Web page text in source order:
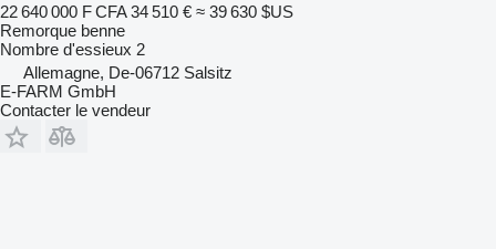
22 640 000 F CFA 34 510 € ≈ 39 630 $US
Remorque benne
Nombre d'essieux 2
Allemagne, De-06712 Salsitz
E-FARM GmbH
Contacter le vendeur